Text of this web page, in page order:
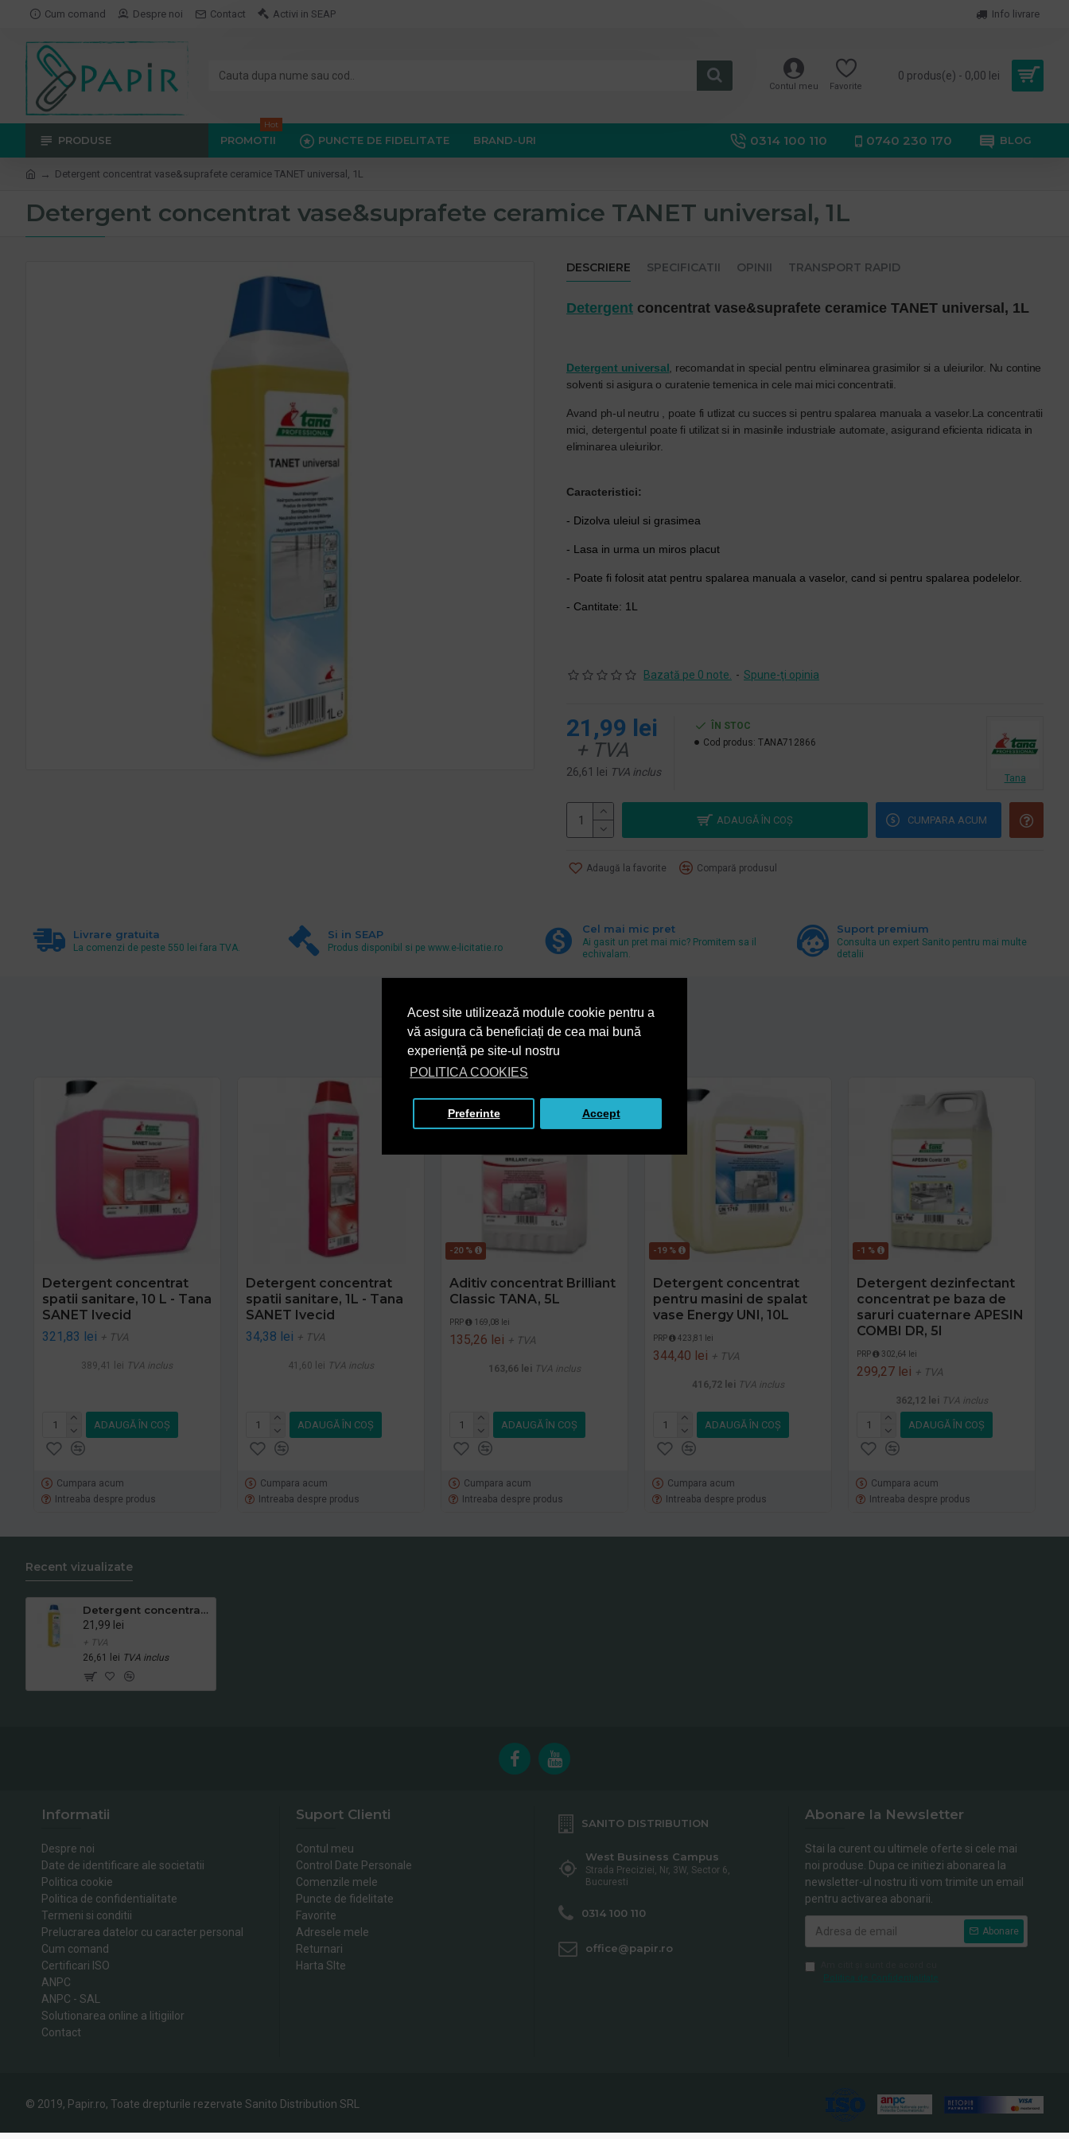
Acest site utilizează module cookie pentru a
vă asigura că beneficiați de cea mai bună
experiență pe site-ul nostru
POLITICA COOKIES
Preferinte Accept
Cum comand Despre noi Contact Activi in SEAP Info livrare
Contul meu Favorite
0 produs(e) - 0,00 lei
PRODUSE PROMOTII
Hot
PUNCTE DE FIDELITATE BRAND-URI 0314 100 110 0740 230 170 BLOG
Detergent concentrat vase&suprafete ceramice TANET universal, 1L
Detergent concentrat vase&suprafete ceramice TANET universal, 1L
DESCRIERE SPECIFICATII OPINII TRANSPORT RAPID
Detergent concentrat vase&suprafete ceramice TANET universal, 1L
Detergent universal , recomandat in special pentru eliminarea grasimilor si a uleiurilor. Nu contine
solventi si asigura o curatenie temenica in cele mai mici concentratii.
Avand ph-ul neutru , poate fi utlizat cu succes si pentru spalarea manuala a vaselor.La concentratii
mici, detergentul poate fi utilizat si in masinile industriale automate, asigurand eficienta ridicata in
eliminarea uleiurilor.
Caracteristici:
- Dizolva uleiul si grasimea
- Lasa in urma un miros placut
- Poate fi folosit atat pentru spalarea manuala a vaselor, cand si pentru spalarea podelelor.
- Cantitate: 1L
Bazată pe 0 note. - Spune-ţi opinia
21,99 lei
+ TVA
26,61 lei TVA inclus
ÎN STOC
Cod produs: TANA712866
Tana
ADAUGĂ ÎN COŞ CUMPARA ACUM
Adaugă la favorite Compară produsul
Livrare gratuita
La comenzi de peste 550 lei fara TVA.
Si in SEAP
Produs disponibil si pe www.e-licitatie.ro
Cel mai mic pret
Ai gasit un pret mai mic? Promitem sa il
echivalam.
Suport premium
Consulta un expert Sanito pentru mai multe
detalii
Detergent concentrat
spatii sanitare, 10 L - Tana
SANET Ivecid
321,83 lei + TVA
389,41 lei TVA inclus
ADAUGĂ ÎN COŞ
Cumpara acum
Intreaba despre produs
Detergent concentrat
spatii sanitare, 1L - Tana
SANET Ivecid
34,38 lei + TVA
41,60 lei TVA inclus
ADAUGĂ ÎN COŞ
Cumpara acum
Intreaba despre produs
-20 %
Aditiv concentrat Brilliant
Classic TANA, 5L
PRP 169,08 lei
135,26 lei + TVA
163,66 lei TVA inclus
ADAUGĂ ÎN COŞ
Cumpara acum
Intreaba despre produs
-19 %
Detergent concentrat
pentru masini de spalat
vase Energy UNI, 10L
PRP 423,81 lei
344,40 lei + TVA
416,72 lei TVA inclus
ADAUGĂ ÎN COŞ
Cumpara acum
Intreaba despre produs
-1 %
Detergent dezinfectant
concentrat pe baza de
saruri cuaternare APESIN
COMBI DR, 5l
PRP 302,64 lei
299,27 lei + TVA
362,12 lei TVA inclus
ADAUGĂ ÎN COŞ
Cumpara acum
Intreaba despre produs
Recent vizualizate
Detergent concentrat vase&suprafete ceramice TANET universal, 1L
21,99 lei
+ TVA
26,61 lei TVA inclus
Informatii
Despre noi
Date de identificare ale societatii
Politica cookie
Politica de confidentialitate
Termeni si conditii
Prelucrarea datelor cu caracter personal
Cum comand
Certificari ISO
ANPC
ANPC - SAL
Solutionarea online a litigiilor
Contact
Suport Clienti
Contul meu
Control Date Personale
Comenzile mele
Puncte de fidelitate
Favorite
Adresele mele
Returnari
Harta SIte
SANITO DISTRIBUTION
West Business Campus
Strada Preciziei, Nr, 3W, Sector 6,
Bucuresti
0314 100 110
office@papir.ro
Abonare la Newsletter
Stai la curent cu ultimele oferte si cele mai
noi produse. Dupa ce initiezi abonarea la
newsletter-ul nostru iti vom trimite un email
pentru activarea abonarii.
Abonare
Politica de Confidentialitate
© 2019, Papir.ro, Toate drepturile rezervate Sanito Distribution SRL